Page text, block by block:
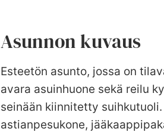
Asunnon kuvaus
Esteetön asunto, jossa on
avara asuinhuone sekä reilu
seinään kiinnitetty
astianpesukone,